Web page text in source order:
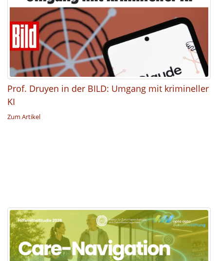
Prof. Druyen in der BILD: Umgang mit krimineller
KI
Zum Artikel